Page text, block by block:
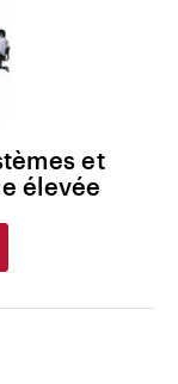
et
élevée